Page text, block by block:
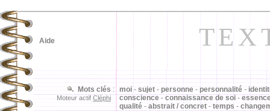
moi - sujet - personne - personnalité -
conscience - connaissance de soi -
qualité - abstrait / concret - temps -
Mots clés :
Moteur actif Cléphi
Aide